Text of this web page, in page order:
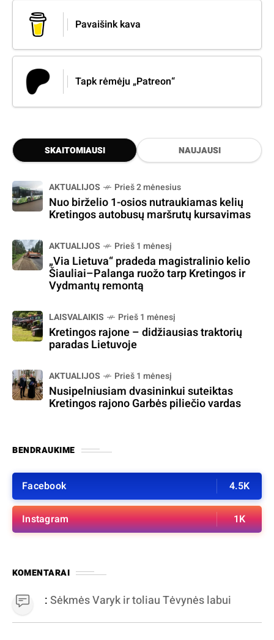
Pavaišink kava
Tapk rėmėju „Patreon“
SKAITOMIAUSI NAUJAUSI
AKTUALIJOS Prieš 2 mėnesius
Nuo birželio 1-osios nutraukiamas kelių
Kretingos autobusų maršrutų kursavimas
AKTUALIJOS Prieš 1 mėnesį
„Via Lietuva“ pradeda magistralinio kelio
Šiauliai–Palanga ruožo tarp Kretingos ir
Vydmantų remontą
LAISVALAIKIS Prieš 1 mėnesį
Kretingos rajone – didžiausias traktorių
paradas Lietuvoje
AKTUALIJOS Prieš 1 mėnesį
Nusipelniusiam dvasininkui suteiktas
Kretingos rajono Garbės piliečio vardas
BENDRAUKIME
Facebook 4.5K
Instagram 1K
KOMENTARAI
:Sėkmės Varyk ir toliau Tėvynės labui